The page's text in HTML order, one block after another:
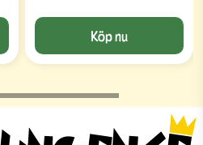
Köp nu